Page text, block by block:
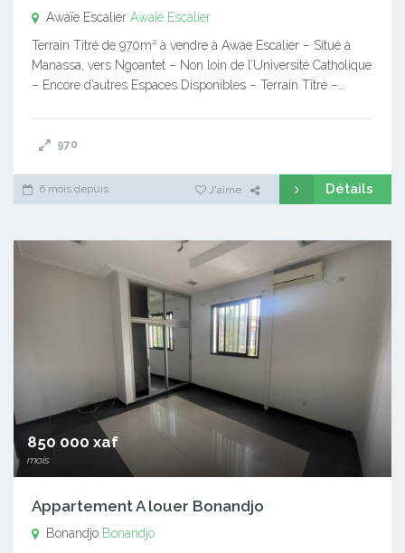
Awaïe Escalier Awaïe Escalier
Terrain Titré de 970m² à vendre à Awae Escalier – Situé à
Manassa, vers Ngoantet – Non loin de l’Université Catholique
– Encore d’autres Espaces Disponibles – Terrain Titré –…
970
6 mois depuis J'aime Détails
850 000 xaf
mois
Appartement A louer Bonandjo
Bonandjo Bonandjo